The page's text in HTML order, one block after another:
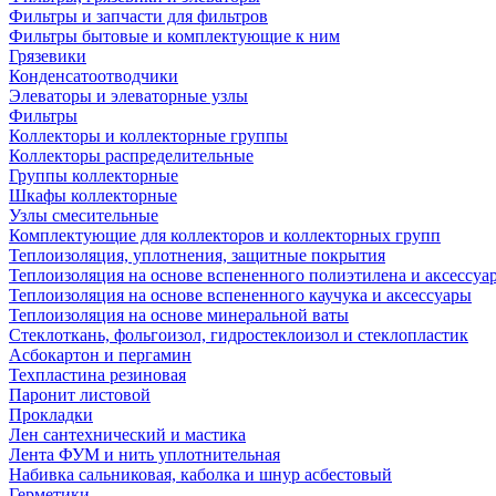
Фильтры и запчасти для фильтров
Фильтры бытовые и комплектующие к ним
Грязевики
Конденсатоотводчики
Элеваторы и элеваторные узлы
Фильтры
Коллекторы и коллекторные группы
Коллекторы распределительные
Группы коллекторные
Шкафы коллекторные
Узлы смесительные
Комплектующие для коллекторов и коллекторных групп
Теплоизоляция, уплотнения, защитные покрытия
Теплоизоляция на основе вспененного полиэтилена и
Теплоизоляция на основе вспененного каучука и аксессуары
Теплоизоляция на основе минеральной ваты
Стеклоткань, фольгоизол, гидростеклоизол и стеклопластик
Асбокартон и пергамин
Техпластина резиновая
Паронит листовой
Прокладки
Лен сантехнический и мастика
Лента ФУМ и нить уплотнительная
Набивка сальниковая, каболка и шнур асбестовый